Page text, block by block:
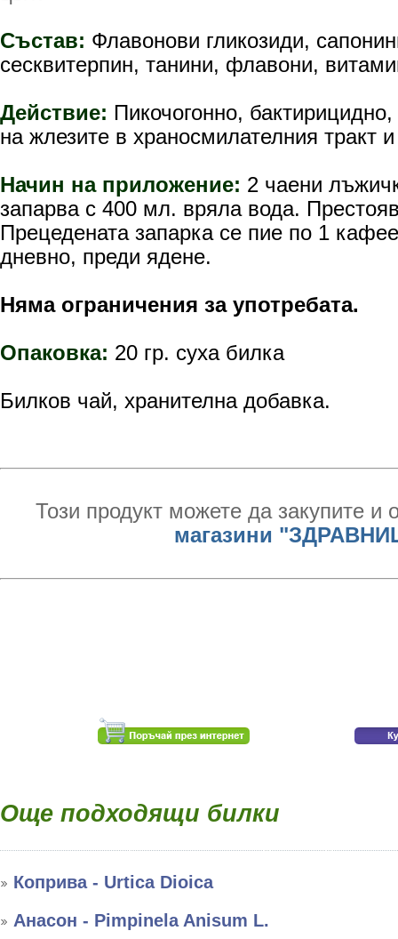
Състав: Флавонови гликозиди,
сесквитерпин, танини, флавони,
Действие: Пикочогонно,
на жлезите в храносмилателния тракт
Начин на приложение: 2 чаени
запарва с 400 мл. вряла вода.
Прецедената запарка се пие по 1
дневно, преди ядене.
Няма ограничения за употребата.
Опаковка: 20 гр. суха билка
Билков чай, хранителна добавка.
Този продукт можете да закупите и
магазини
Още подходящи билки
Коприва - Urtica Dioica
Анасон - Pimpinela Anisum L.